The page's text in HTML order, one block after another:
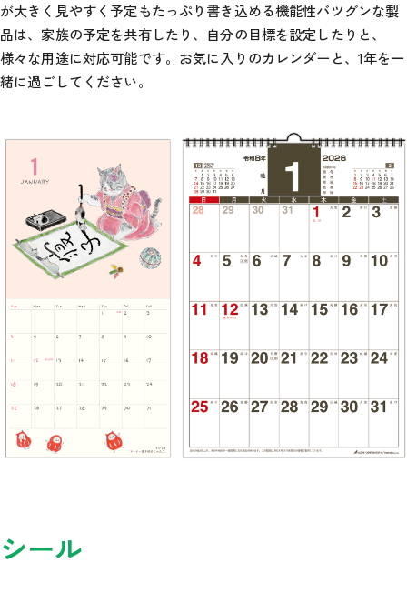
が大きく見やすく予定もたっぷり書き込める機能性バツグンな製
品は、家族の予定を共有したり、自分の目標を設定したりと、
様々な用途に対応可能です。お気に入りのカレンダーと、1年を一
緒に過ごしてください。
シール